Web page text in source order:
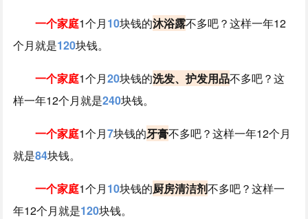
一个家庭1个月10块钱的沐浴露不多吧？这样一年12
个月就是120块钱。
一个家庭1个月20块钱的洗发、护发用品不多吧？这
样一年12个月就是240块钱。
一个家庭1个月7块钱的牙膏不多吧？这样一年12个月
就是84块钱。
一个家庭1个月10块钱的厨房清洁剂不多吧？这样一
年12个月就是120块钱。